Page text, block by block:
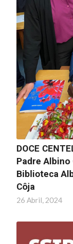
DOCE
Padre
Biblioteca
Côja
26 Abril, 2024